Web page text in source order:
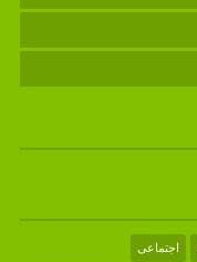
اجتماعی